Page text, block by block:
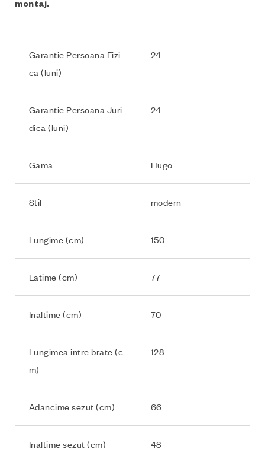
montaj.
Garantie Persoana Fizi
ca (luni)
24
Garantie Persoana Juri
dica (luni)
24
Gama Hugo
Stil modern
Lungime (cm) 150
Latime (cm) 77
Inaltime (cm) 70
Lungimea intre brate (c
m)
128
Adancime sezut (cm) 66
Inaltime sezut (cm) 48